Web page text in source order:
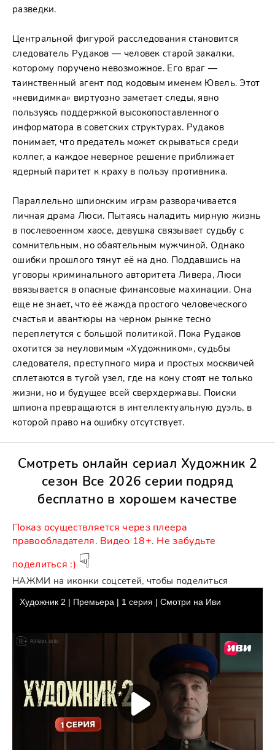
разведки.
Центральной фигурой расследования становится
следователь Рудаков — человек старой закалки,
которому поручено невозможное. Его враг —
таинственный агент под кодовым именем Ювель. Этот
«невидимка» виртуозно заметает следы, явно
пользуясь поддержкой высокопоставленного
информатора в советских структурах. Рудаков
понимает, что предатель может скрываться среди
коллег, а каждое неверное решение приближает
ядерный паритет к краху в пользу противника.
Параллельно шпионским играм разворачивается
личная драма Люси. Пытаясь наладить мирную жизнь
в послевоенном хаосе, девушка связывает судьбу с
сомнительным, но обаятельным мужчиной. Однако
ошибки прошлого тянут её на дно. Поддавшись на
уговоры криминального авторитета Ливера, Люси
ввязывается в опасные финансовые махинации. Она
еще не знает, что её жажда простого человеческого
счастья и авантюры на черном рынке тесно
переплетутся с большой политикой. Пока Рудаков
охотится за неуловимым «Художником», судьбы
следователя, преступного мира и простых москвичей
сплетаются в тугой узел, где на кону стоят не только
жизни, но и будущее всей сверхдержавы. Поиски
шпиона превращаются в интеллектуальную дуэль, в
которой право на ошибку отсутствует.
Смотреть онлайн сериал Художник 2
сезон Все 2026 серии подряд
бесплатно в хорошем качестве
Показ ocущecтвляeтcя чepeз плeepа
пpaвooблaдaтeля. Видео 18+. Не забудьте
поделиться :) ☟
НАЖМИ на иконки соцсетей, чтобы поделиться